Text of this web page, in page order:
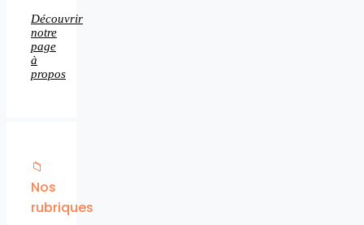
Découvrir
notre
page
à
propos
📁
Nos
rubriques